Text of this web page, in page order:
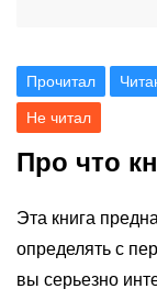
Прочитал
Не читал
Про что
Эта книга
определять с
вы серьезно